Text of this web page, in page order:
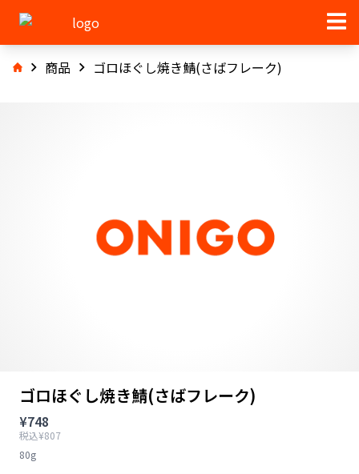
商品 ゴロほぐし焼き鯖(さばフレーク)
ゴロほぐし焼き鯖(さばフレーク)
¥748
税込¥807
80g